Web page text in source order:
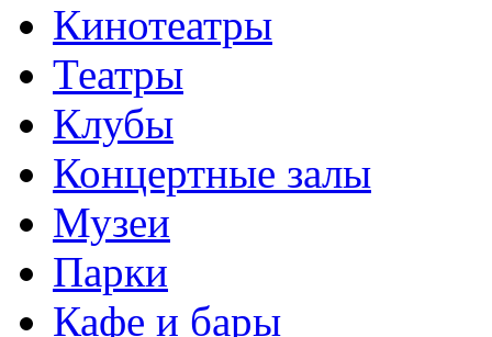
Кинотеатры
Театры
Клубы
Концертные залы
Музеи
Парки
Кафе и бары